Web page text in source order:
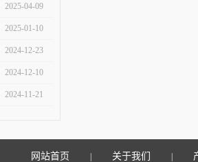
2025-04-09
2025-01-10
2024-12-23
2024-12-10
2024-11-21
网站首页 关于我们